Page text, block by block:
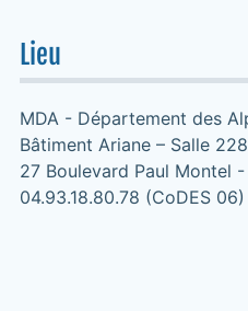
Lieu
MDA - Département des
Bâtiment Ariane – Salle
27 Boulevard Paul Montel
04.93.18.80.78 (CoDES 06)